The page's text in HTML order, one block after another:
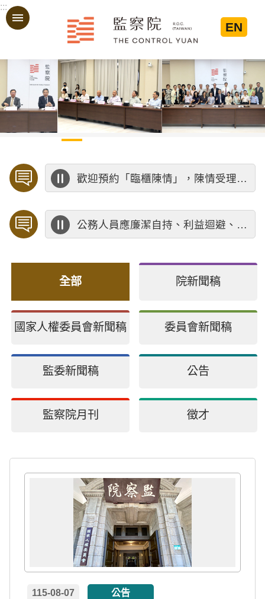
跳到主要內容區塊
:::
EN
歡迎預約「臨櫃陳情」，陳情受理中心將優先排定人員與您接談，釐清案情爭點後收案處理，以節省您的寶貴時間。
公務人員應廉潔自持、利益迴避、依法公正執行公務～考試院公務人員保障暨培訓委員會～
全部 院新聞稿
國家人權委員會新聞稿 委員會新聞稿
監委新聞稿 公告
監察院月刊 徵才
115-08-07 公告